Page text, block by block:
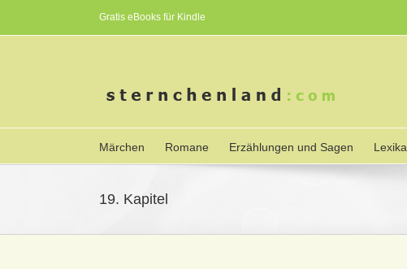
Gratis eBooks für Kindle
Märchen Romane Erzählungen und Sagen Lexika
19. Kapitel